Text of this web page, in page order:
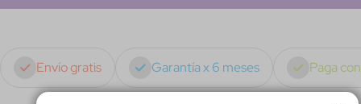
Envío gratis Garantía x 6 meses Paga